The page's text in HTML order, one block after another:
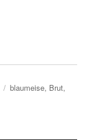
Schlagwörter
blaumeise, Brut,